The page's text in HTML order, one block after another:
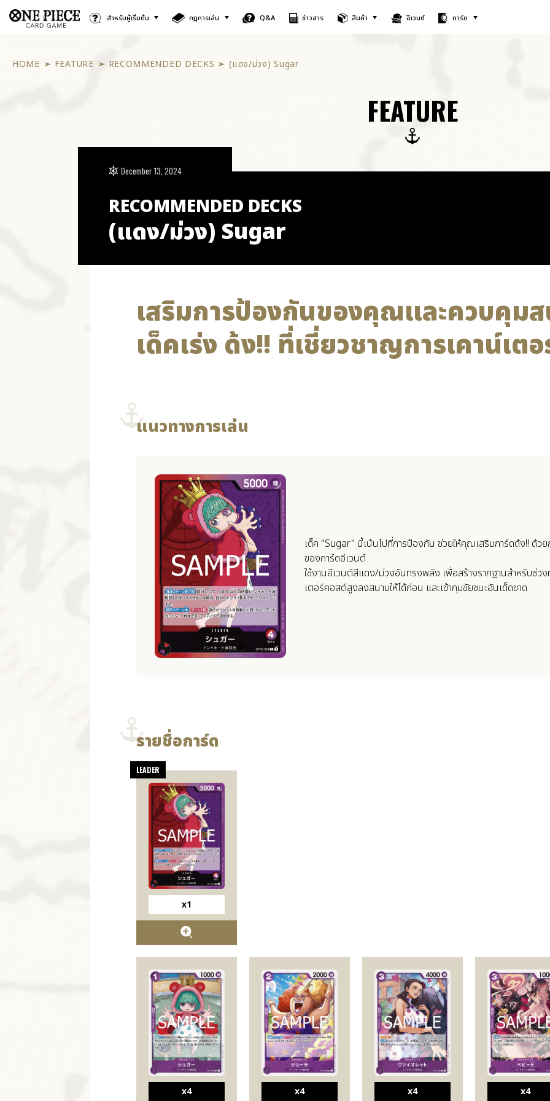
สำหรับผู้เริ่มต้น กฎการเล่น Q&A ข่าวสาร สินค้า อีเวนต์ การ์ด
HOME FEATURE RECOMMENDED DECKS (แดง/ม่วง) Sugar
FEATURE
RECOMMENDED DECKS
(แดง/ม่วง) Sugar
December 13, 2024
เสริมการป้องกันของคุณและควบคุม
เด็คเร่ง ด้ง!! ที่เชี่ยวชาญการเคาน์เต
แนวทางการเล่น
เด็ค "Sugar" นี้เน้นไปที่การป้องกัน ช่วยให้คุณเสริมการ์ดด้ง!! ด้วย
ของการ์ดอีเวนต์
ใช้งานอีเวนต์สีแดง/ม่วงอันทรงพลัง เพื่อสร้างรากฐานสำหรับช่ว
เตอร์คอสต์สูงลงสนามให้ได้ก่อน และเข้ากุมชัยชนะอันเด็ดขาด
รายชื่อการ์ด
x1
x4 x4 x4 x4